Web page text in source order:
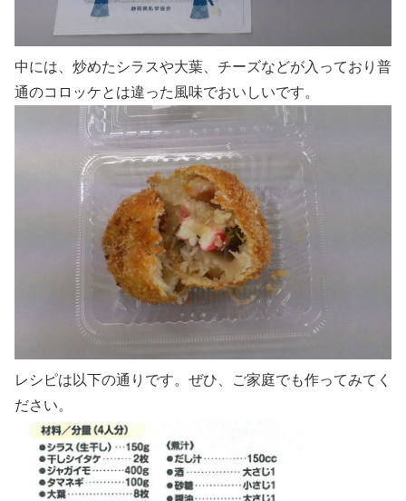
中には、炒めたシラスや大葉、チーズなどが入っており普
通のコロッケとは違った風味でおいしいです。
レシピは以下の通りです。ぜひ、ご家庭でも作ってみてく
ださい。